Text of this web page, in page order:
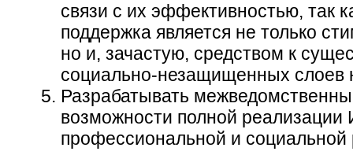
связи с их эффективностью, так
поддержка является не только
но и, зачастую, средством к
социально-незащищенных слоев
Разрабатывать
возможности полной
профессиональной и социальной